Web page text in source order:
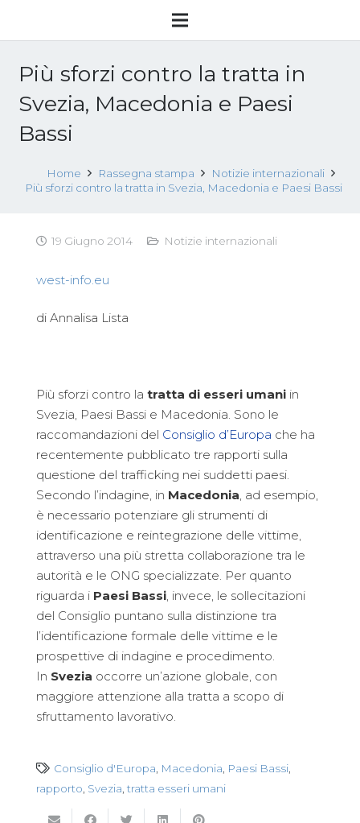
Più sforzi contro la tratta in
Svezia, Macedonia e Paesi
Bassi
Home Rassegna stampa
Notizie internazionali
Più sforzi contro la tratta in Svezia, Macedonia e Paesi Bassi
19 Giugno 2014 Notizie internazionali
west-info.eu
di Annalisa Lista
Più sforzi contro la tratta di esseri umani in
Svezia, Paesi Bassi e Macedonia. Sono le
raccomandazioni del Consiglio d’Europa che ha
recentemente pubblicato tre rapporti sulla
questione del trafficking nei suddetti paesi.
Secondo l’indagine, in Macedonia, ad esempio,
è necessario potenziare gli strumenti di
identificazione e reintegrazione delle vittime,
attraverso una più stretta collaborazione tra le
autorità e le ONG specializzate. Per quanto
riguarda i Paesi Bassi, invece, le sollecitazioni
del Consiglio puntano sulla distinzione tra
l’identificazione formale delle vittime e le
prospettive di indagine e procedimento.
In Svezia occorre un’azione globale, con
maggiore attenzione alla tratta a scopo di
sfruttamento lavorativo.
Consiglio d'Europa, Macedonia, Paesi Bassi,
rapporto, Svezia, tratta esseri umani